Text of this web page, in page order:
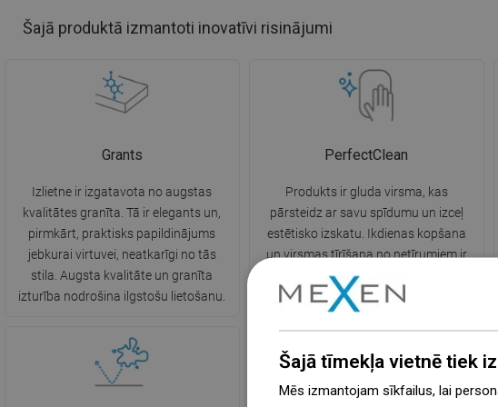
Šajā produktā izmantoti inovatīvi risinājumi
Grants
Izlietne ir izgatavota no augstas
kvalitātes granīta. Tā ir elegants un,
pirmkārt, praktisks papildinājums
jebkurai virtuvei, neatkarīgi no tās
stila. Augsta kvalitāte un granīta
izturība nodrošina ilgstošu lietošanu.
PerfectClean
Produkts ir gluda virsma, kas
pārsteidz ar savu spīdumu un izceļ
estētisko izskatu. Ikdienas kopšana
un virsmas tīrīšana no netīrumiem ir
daudz vieglāka un neprasa spēcīgu
mazgāšanas līdzekļu lietošanu.
Šajā tīmekļa vietnē tiek
Mēs izmantojam sīkfailus, lai